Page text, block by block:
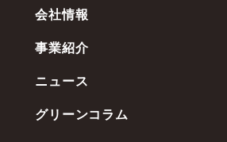
会社情報
ミッション
会社概要
代表メッセージ
事業紹介
ニュース
グリーンコラム